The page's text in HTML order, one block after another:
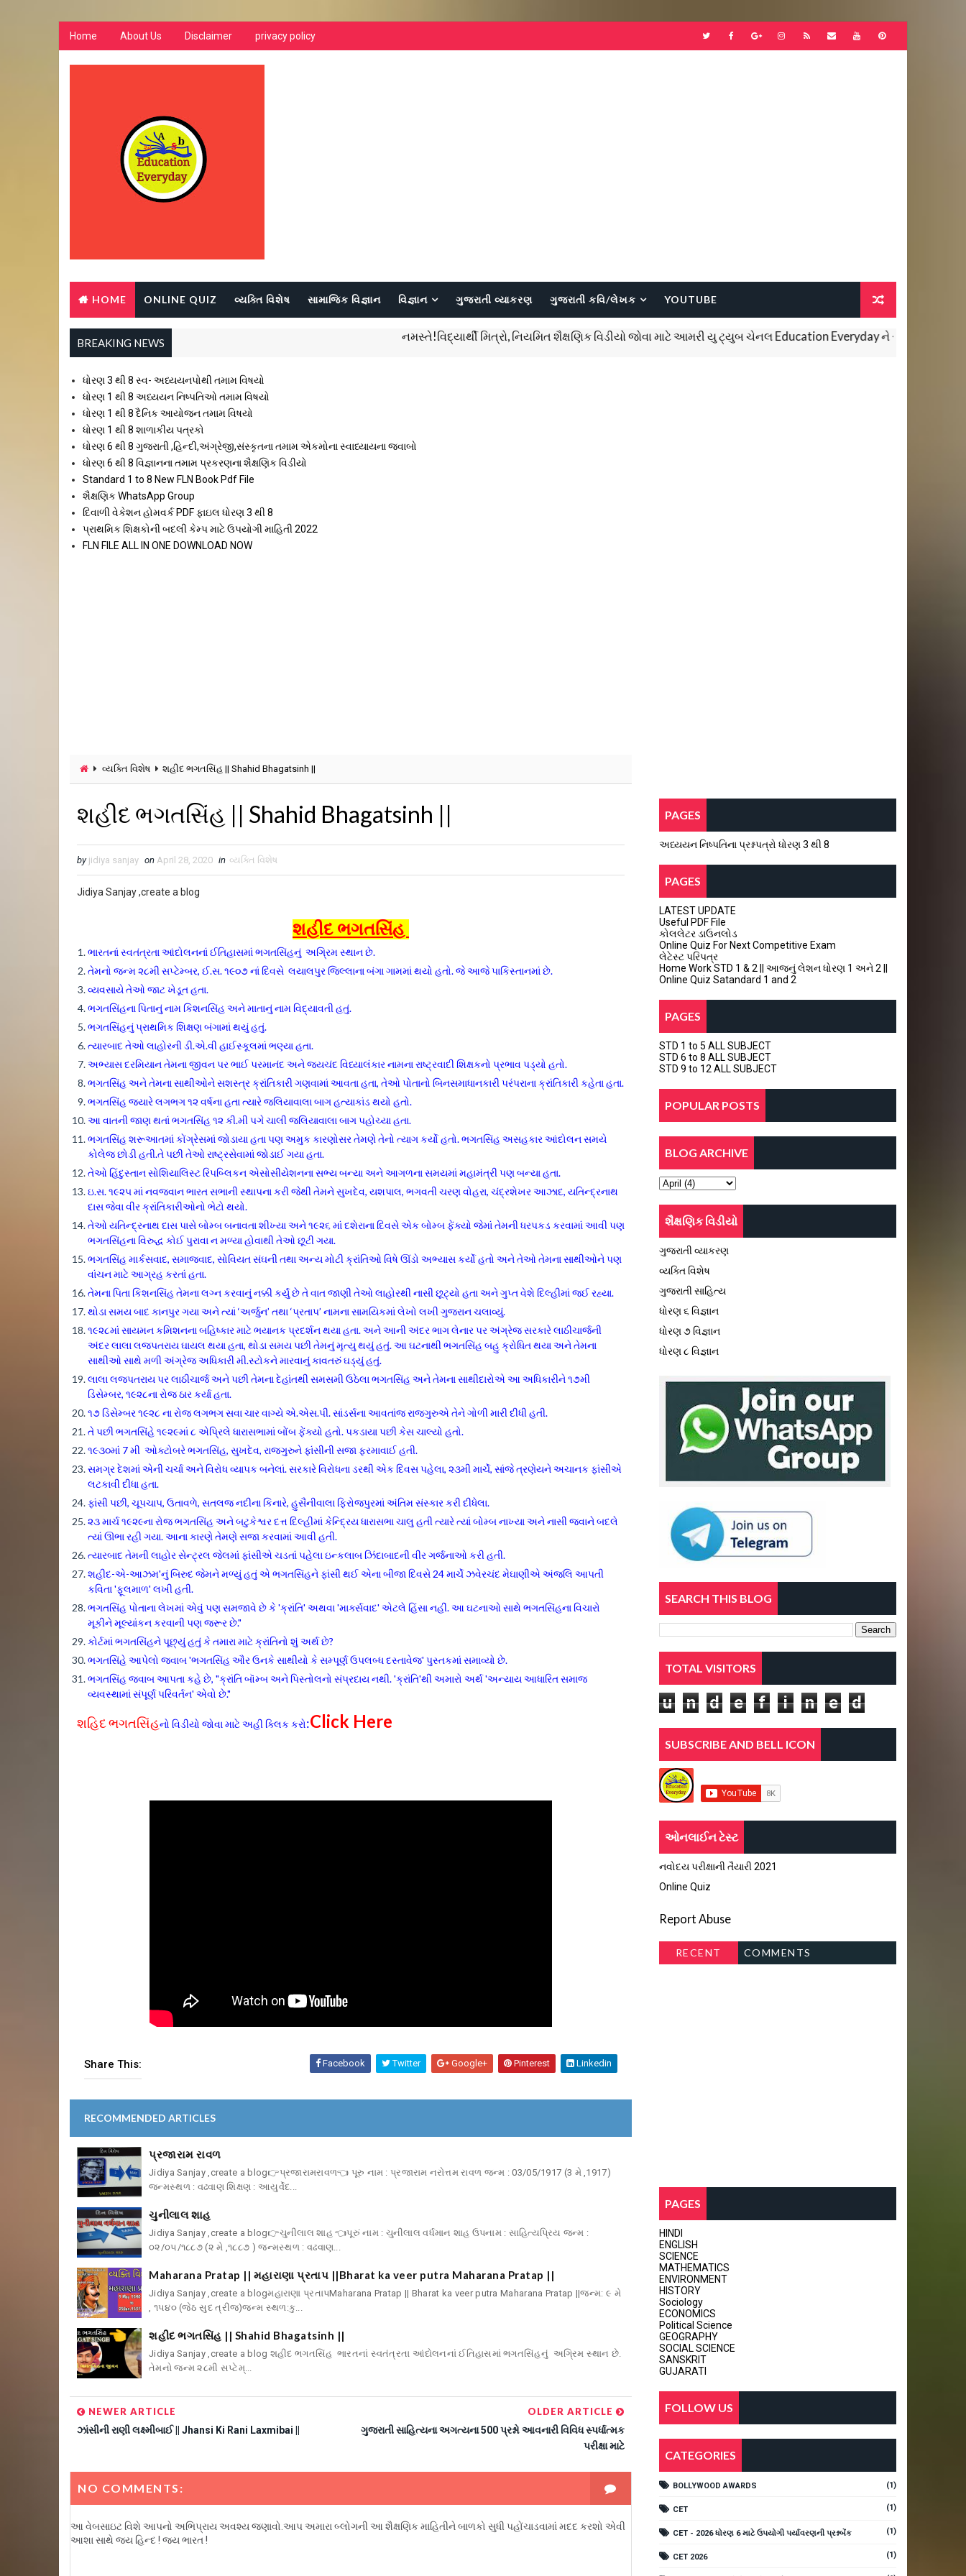
Home About Us Disclaimer privacy policy
HOME ONLINE QUIZ વ્યક્તિ વિશેષ સામાજિક વિજ્ઞાન વિજ્ઞાન ગુજરાતી વ્યાકરણ ગુજરાતી કવિ/લેખક YOUTUBE
BREAKING NEWS નમસ્તે!વિદ્યાર્થી મિત્રો, નિયમિત શૈક્ષણિક વિડીયો જોવા માટે આમરી યુ ટ્યુબ ચેનલ Education Everyday ને સબસ્ક્રાઈબ કરો. જેથી આપ
ધોરણ 3 થી 8 સ્વ- અધ્યયનપોથી તમામ વિષયો
ધોરણ 1 થી 8 અધ્યયન નિષ્પતિઓ તમામ વિષયો
ધોરણ 1 થી 8 દૈનિક આયોજન તમામ વિષયો
ધોરણ 1 થી 8 શાળાકીય પત્રકો
ધોરણ 6 થી 8 ગુજરાતી ,હિન્દી,અંગ્રેજી,સંસ્કૃતના તમામ એકમોના સ્વાધ્યાયના જવાબો
ધોરણ 6 થી 8 વિજ્ઞાનના તમામ પ્રકરણના શૈક્ષણિક વિડીયો
Standard 1 to 8 New FLN Book Pdf File
શૈક્ષણિક WhatsApp Group
દિવાળી વેકેશન હોમવર્ક PDF ફાઇલ ધોરણ 3 થી 8
પ્રાથમિક શિક્ષકોની બદલી કેમ્પ માટે ઉપયોગી માહિતી 2022
FLN FILE ALL IN ONE DOWNLOAD NOW
વ્યક્તિ વિશેષ શહીદ ભગતસિંહ || Shahid Bhagatsinh ||
શહીદ ભગતસિંહ || Shahid Bhagatsinh ||
by jidiya sanjay on April 28, 2020 in વ્યક્તિ વિશેષ
Jidiya Sanjay ,create a blog
શહીદ ભગતસિંહ
ભારતનાં સ્વતંત્રતા આંદોલનનાં ઈતિહાસમાં ભગતસિંહનું અગ્રિમ સ્થાન છે.
તેમનો જન્મ ૨૮મી સપ્ટેમ્બર, ઈ.સ. ૧૯૦૭ નાં દિવસે લયાલપુર જિલ્લાના બંગા ગામમાં થયો હતો. જે આજે પાકિસ્તાનમાં છે.
વ્યવસાયે તેઓ જાટ ખેડૂત હતા.
ભગતસિંહના પિતાનું નામ કિશનસિંહ અને માતાનું નામ વિદ્યાવતી હતું.
ભગતસિંહનું પ્રાથમિક શિક્ષણ બંગામાં થયું હતું.
ત્યારબાદ તેઓ લાહોરની ડી.એ.વી હાઈસ્કૂલમાં ભણ્યા હતા.
અભ્યાસ દરમિયાન તેમના જીવન પર ભાઈ પરમાનંદ અને જયચંદ વિધ્યાલંકાર નામના રાષ્ટ્રવાદી શિક્ષકનો પ્રભાવ પડ્યો હતો.
ભગતસિંહ અને તેમના સાથીઓને સશસ્ત્ર ક્રાંતિકારી ગણવામાં આવતા હતા, તેઓ પોતાનો બિનસમાધાનકારી પરંપરાના ક્રાંતિકારી કહેતા હતા.
ભગતસિંહ જ્યારે લગભગ ૧૨ વર્ષના હતા ત્યારે જલિયાવાલા બાગ હત્યાકાંડ થયો હતો.
આ વાતની જાણ થતાં ભગતસિંહ ૧૨ કી.મી પગે ચાલી જલિયાવાલા બાગ પહોચ્યા હતા.
ભગતસિંહ શરૂઆતમાં કોંગ્રેસમાં જોડાયા હતા પણ અમુક કારણોસર તેમણે તેનો ત્યાગ કર્યો હતો. ભગતસિંહ અસહકાર આંદોલન સમયે
કોલેજ છોડી હતી.તે પછી તેઓ રાષ્ટ્રસેવામાં જોડાઈ ગયા હતા.
તેઓ હિંદુસ્તાન સોશિયાલિસ્ટ રિપબ્લિકન એસોસીયેશનના સભ્ય બન્યા અને આગળના સમયમાં મહામંત્રી પણ બન્યા હતા.
ઇ.સ. ૧૯૨૫ માં નવજવાન ભારત સભાની સ્થાપના કરી જેથી તેમને સુખદેવ, યશપાલ, ભગવતી ચરણ વોહરા, ચંદ્રશેખર આઝાદ, યતિન્દ્રનાથ
દાસ જેવા વીર ક્રાંતિકારીઓનો ભેટો થયો.
તેઓ યતિન્દ્રનાથ દાસ પાસે બોમ્બ બનાવતા શીખ્યા અને ૧૯૨૬ માં દશેરાના દિવસે એક બોમ્બ ફેંક્યો જેમાં તેમની ધરપકડ કરવામાં આવી પણ
ભગતસિંહના વિરુદ્ધ કોઈ પુરાવા ન મળ્યા હોવાથી તેઓ છૂટી ગયા.
ભગતસિંહ માર્કસવાદ, સમાજવાદ, સોવિયત સંઘની તથા અન્ય મોટી ક્રાંતિઓ વિષે ઊંડો અભ્યાસ કર્યો હતો અને તેઓ તેમના સાથીઓને પણ
વાંચન માટે આગ્રહ કરતાં હતા.
તેમના પિતા કિશનસિંહ તેમના લગ્ન કરવાનું નક્કી કર્યું છે તે વાત જાણી તેઓ લાહોરથી નાસી છૂટ્યો હતા અને ગુપ્ત વેશે દિલ્હીમાં જઈ રહ્યા.
થોડા સમય બાદ કાનપુર ગયા અને ત્યાં ‘અર્જુન’ તથા ‘પ્રતાપ’ નામના સામયિકમાં લેખો લખી ગુજરાન ચલાવ્યું.
૧૯૨૮માં સાયમન કમિશનના બહિષ્કાર માટે ભયાનક પ્રદર્શન થયા હતા. અને આની અંદર ભાગ લેનાર પર અંગ્રેજ સરકારે લાઠીચાર્જની
અંદર લાલા લજપતરાય ઘાયલ થયા હતા, થોડા સમય પછી તેમનું મૃત્યુ થયું હતું. આ ઘટનાથી ભગતસિંહ બહુ ક્રોધિત થયા અને તેમના
સાથીઓ સાથે મળી અંગ્રેજ અધિકારી મી.સ્ટોકને મારવાનું કાવતરું ઘડ્યું હતું.
લાલા લજપતરાય પર લાઠીચાર્જ અને પછી તેમના દેહાંતથી સમસમી ઉઠેલા ભગતસિંહ અને તેમના સાથીદારોએ આ અધિકારીને ૧૭મી
ડિસેમ્બર, ૧૯૨૮ના રોજ ઠાર કર્યા હતા.
૧૭ ડિસેમ્બર ૧૯૨૮ ના રોજ લગભગ સવા ચાર વાગ્યે એ.એસ.પી. સાંડર્સના આવતાંજ રાજગુરુએ તેને ગોળી મારી દીધી હતી.
તે પછી ભગતસિંહે ૧૯૨૯માં ૮ એપ્રિલે ધારાસભામાં બોંબ ફેંક્યો હતો. પકડાયા પછી કેસ ચાલ્યો હતો.
૧૯૩૦માં 7 મી ઓક્ટોબરે ભગતસિંહ, સુખદેવ, રાજગુરુને ફાંસીની સજા ફરમાવાઈ હતી.
સમગ્ર દેશમાં એની ચર્ચા અને વિરોધ વ્યાપક બનેલાં. સરકારે વિરોધના ડરથી એક દિવસ પહેલા, ૨૩મી માર્ચે, સાંજે ત્રણેયને અચાનક ફાંસીએ
લટકાવી દીધા હતા.
ફાંસી પછી, ચૂપચાપ, ઉતાવળે, સતલજ નદીના કિનારે, હુસૈનીવાલા ફિરોજપુરમાં અંતિમ સંસ્કાર કરી દીધેલા.
૨૩ માર્ચ ૧૯૨૯ના રોજ ભગતસિંહ અને બટુકેશ્વર દત્ત દિલ્હીમાં કેન્દ્રિય ધારાસભા ચાલુ હતી ત્યારે ત્યાં બોમ્બ નાખ્યા અને નાસી જવાને બદલે
ત્યાં ઊભા રહી ગયા. આના કારણે તેમણે સજા કરવામાં આવી હતી.
ત્યારબાદ તેમની લાહોર સેન્ટ્રલ જેલમાં ફાંસીએ ચડતાં પહેલા ઇન્કલાબ ઝિંદાબાદની વીર ગર્જનાઓ કરી હતી.
શહીદ-એ-આઝમ'નું બિરુદ જેમને મળ્યું હતું એ ભગતસિંહને ફાંસી થઈ એના બીજા દિવસે 24 માર્ચે ઝવેરચંદ મેઘાણીએ અંજલિ આપતી
કવિતા 'ફૂલમાળ' લખી હતી.
ભગતસિંહ પોતાના લેખમાં એવું પણ સમજાવે છે કે 'ક્રાંતિ' અથવા 'માર્ક્સવાદ' એટલે હિંસા નહીં. આ ઘટનાઓ સાથે ભગતસિંહના વિચારો
મૂકીને મૂલ્યાંકન કરવાની પણ જરૂર છે."
કોર્ટમાં ભગતસિંહને પૂછ્યું હતું કે તમારા માટે ક્રાંતિનો શું અર્થ છે?
ભગતસિંહે આપેલો જવાબ 'ભગતસિંહ ઔર ઉનકે સાથીયો કે સમ્પૂર્ણ ઉપલબ્ધ દસ્તાવેજ' પુસ્તકમાં સમાવ્યો છે.
ભગતસિંહ જવાબ આપતા કહે છે, "ક્રાંતિ બૉમ્બ અને પિસ્તોલનો સંપ્રદાય નથી. 'ક્રાંતિ'થી અમારો અર્થ 'અન્યાય આધારિત સમાજ
વ્યવસ્થામાં સંપૂર્ણ પરિવર્તન' એવો છે."
શહિદ ભગતસિંહનો વિડીયો જોવા માટે અહી ક્લિક કરો:Click Here
Share This: Facebook Twitter Google+ Pinterest Linkedin
RECOMMENDED ARTICLES
પ્રજારામ રાવળ
Jidiya Sanjay ,create a blog👉પ્રજારામરાવળ👈 પૂરુ નામ : પ્રજારામ નરોત્તમ રાવળ જન્મ : 03/05/1917 (3 મે ,1917)
જન્મસ્થળ : વઢવાણ શિક્ષણ : આયુર્વેદ...
ચુનીલાલ શાહ
Jidiya Sanjay ,create a blog👉ચુનીલાલ શાહ 👈પૂરું નામ : ચુનીલાલ વર્ધમાન શાહ ઉપનામ : સાહિત્યપ્રિય જન્મ :
૦૨/૦૫/૧૮૮૭ (૨ મે ,૧૮૮૭ ) જન્મસ્થળ : વઢવાણ...
Maharana Pratap || મહારાણા પ્રતાપ ||Bharat ka veer putra Maharana Pratap ||
Jidiya Sanjay ,create a blogમહારાણા પ્રતાપMaharana Pratap || Bharat ka veer putra Maharana Pratap ||જન્મ: ૯ મે
, ૧૫૪૦ (જેઠ સુદ ત્રીજ)જન્મ સ્થળ:કુ...
શહીદ ભગતસિંહ || Shahid Bhagatsinh ||
Jidiya Sanjay ,create a blog શહીદ ભગતસિંહ ભારતનાં સ્વતંત્રતા આંદોલનનાં ઈતિહાસમાં ભગતસિંહનું અગ્રિમ સ્થાન છે.
તેમનો જન્મ ૨૮મી સપ્ટેમ્...
NEWER ARTICLE
ઝાંસીની રાણી લક્ષ્મીબાઈ || Jhansi Ki Rani Laxmibai ||
OLDER ARTICLE
ગુજરાતી સાહિત્યના અગત્યના 500 પ્રશ્નો આવનારી વિવિધ સ્પર્ધાત્મક
પરીક્ષા માટે
NO COMMENTS:
આ વેબસાઇટ વિશે આપનો અભિપ્રાય અવશ્ય જણાવો.આપ અમારા બ્લોગની આ શૈક્ષણિક માહિતીને બાળકો સુધી પહોંચાડવામાં મદદ કરશો એવી
આશા સાથે જય હિન્દ ! જય ભારત !
PAGES
અધ્યયન નિષ્પતિના પ્રશ્નપત્રો ધોરણ 3 થી 8
PAGES
LATEST UPDATE
Useful PDF File
કોલલેટર ડાઉનલોડ
Online Quiz For Next Competitive Exam
લેટેસ્ટ પરિપત્ર
Home Work STD 1 & 2 || આજનું લેશન ધોરણ 1 અને 2 ||
Online Quiz Satandard 1 and 2
PAGES
STD 1 to 5 ALL SUBJECT
STD 6 to 8 ALL SUBJECT
STD 9 to 12 ALL SUBJECT
POPULAR POSTS
BLOG ARCHIVE
શૈક્ષણિક વિડીયો
ગુજરાતી વ્યાકરણ
વ્યક્તિ વિશેષ
ગુજરાતી સાહિત્ય
ધોરણ ૬ વિજ્ઞાન
ધોરણ ૭ વિજ્ઞાન
ધોરણ ૮ વિજ્ઞાન
SEARCH THIS BLOG
TOTAL VISITORS
u n d e f i n e d
SUBSCRIBE AND BELL ICON
ઓનલાઈન ટેસ્ટ
નવોદય પરીક્ષાની તૈયારી 2021
Online Quiz
Report Abuse
RECENT COMMENTS
PAGES
HINDI
ENGLISH
SCIENCE
MATHEMATICS
ENVIRONMENT
HISTORY
Sociology
ECONOMICS
Political Science
GEOGRAPHY
SOCIAL SCIENCE
SANSKRIT
GUJARATI
FOLLOW US
CATEGORIES
BOLLYWOOD AWARDS (1)
CET (1)
CET - 2026 ધોરણ 6 માટે ઉપયોગી પર્યાવરણની પ્રશ્નબેંક (1)
CET 2026 (1)